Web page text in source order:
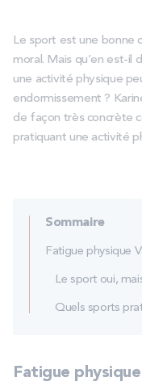
Technologie bultex
Nos engagements
Le sport est une bonne
moral. Mais qu’en est-il
une activité physique
endormissement ?
de façon très concrète
pratiquant une activité
Sommaire
Fatigue physique
Le sport oui,
Quels sports
Fatigue